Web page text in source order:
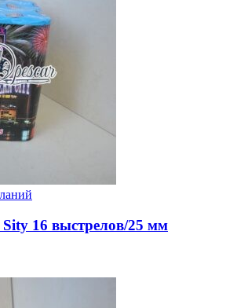
16 выстрелов/25 мм